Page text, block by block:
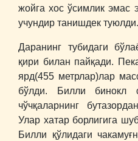
жойга хос ўсимлик эмас
учундир танишдек туюлди.
Даранинг тубидаги
қири билан пайқади.
ярд(455 метрлар)лар
бўлди. Билли бинокл
чўчқаларнинг
Улар хатар борлигига
Билли қўлидаги